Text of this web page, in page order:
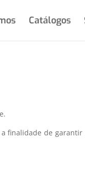
Catálogos
finalidade de